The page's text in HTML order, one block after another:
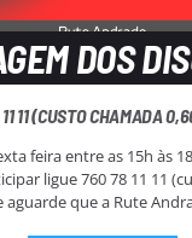
DOS
11 (CUSTO CHAMADA
feira entre as 15h às
aguarde que a Rute